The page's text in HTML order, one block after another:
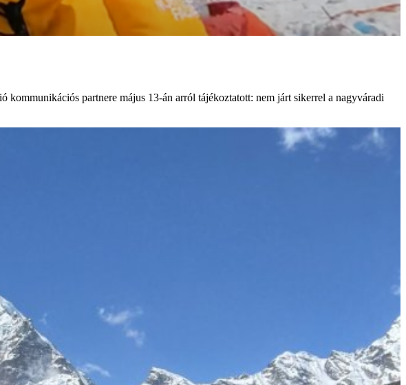
partnere május 13-án arról tájékoztatott: nem járt sikerrel a nagyváradi